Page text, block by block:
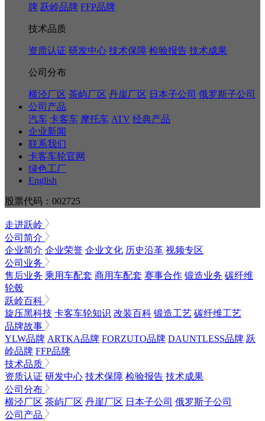
牌 跃岭品牌 FFP品牌
技术品质
资质认证 研发中心 技术保障 检验报告 技术成果
公司分布
横泾厂区 茶屿厂区 丹崖厂区 日本子公司 俄罗斯子公司
公司产品
汽车 卡客车 摩托车 ATV 经典产品
企业新闻
联系我们
卡客车轮官网
绿色工厂
English
股票代码：002725
走进跃岭
公司简介
企业简介 企业荣誉 企业文化 历史沿革 视频专区
公司业务
售后业务 乘用车配套 商用车配套 赛事合作 锻造业务 碳纤维
轮毂
跃岭百科
旋压黑科技 卡客车轮知识 改装百科 锻造工艺 碳纤维工艺
品牌故事
YLW品牌 ARTKA品牌 FORZUTO品牌 DAUNTLESS品牌 跃
岭品牌 FFP品牌
技术品质
资质认证 研发中心 技术保障 检验报告 技术成果
公司分布
横泾厂区 茶屿厂区 丹崖厂区 日本子公司 俄罗斯子公司
公司产品